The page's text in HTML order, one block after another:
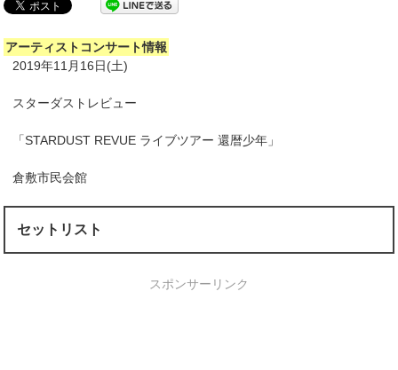
アーティストコンサート情報
2019年11月16日(土)
スターダストレビュー
「STARDUST REVUE ライブツアー 還暦少年」
倉敷市民会館
セットリスト
スポンサーリンク